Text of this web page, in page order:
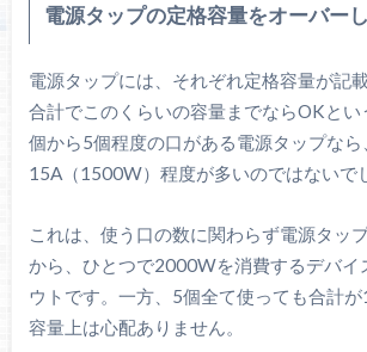
電源タップの定格容量をオーバー
電源タップには、それぞれ定格容量が記
合計でこのくらいの容量までならOKとい
個から5個程度の口がある電源タップなら
15A（1500W）程度が多いのではないで
これは、使う口の数に関わらず電源タッ
から、ひとつで2000Wを消費するデバイ
ウトです。一方、5個全て使っても合計が
容量上は心配ありません。